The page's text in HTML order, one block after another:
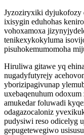
Jyzoziryxiki dyjukofozy
ixisygin eduhohas
vohoxamoxa
tenikexykokyluma
pisuhokemumomoha
Hiruliwa gitawe yq
nugadyfutyrejy
yborizipagivunap
uxebaqenuhum
amukedar foluwadi
odagazocaloniz
pudysiwi reso odicelyg
gepugetewegiwo